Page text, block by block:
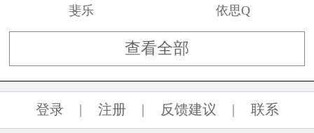
斐乐 依思Q
查看全部
登录 注册 反馈建议 联系